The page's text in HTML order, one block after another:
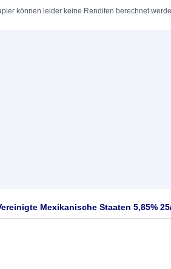
können leider keine Renditen berechnet
Mexikanische Staaten 5,85%